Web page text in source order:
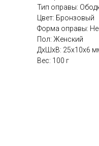
Тип оправы:
Цвет: Бронзовый
Форма оправы:
Пол: Женский
ДxШxВ: 25x10x6
Вес: 100 г